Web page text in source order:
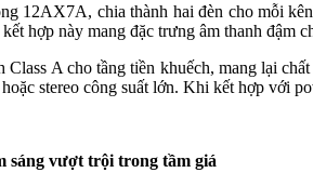
12AX7A, chia thành hai đèn cho mỗi
hợp này mang đặc trưng âm thanh đậm
Class A cho tầng tiền khuếch, mang lại
stereo công suất lớn. Khi kết hợp với
sáng vượt trội trong tầm giá